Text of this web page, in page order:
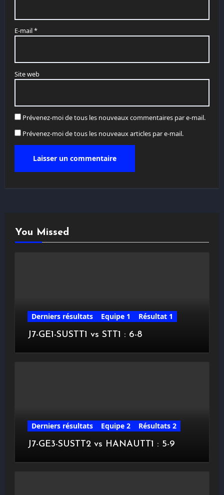
E-mail*
Site web
Prévenez-moi de tous les nouveaux commentaires par e-mail.
Prévenez-moi de tous les nouveaux articles par e-mail.
You Missed
Derniers résultats Equipe 1
Résultat 1
J7-GE1-SUSTT1 vs STT1 : 6-8
Derniers résultats Equipe 2
Résultats 2
J7-GE3-SUSTT2 vs HANAUTT1 : 5-9